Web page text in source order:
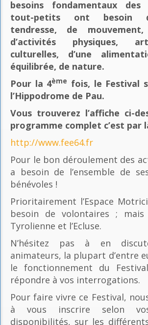
besoins fondamentaux
tout-petits ont besoin
tendresse, de
d’activités physiques,
culturelles, d’une
équilibrée, de nature.
Pour la 4ème fois, le Festival
l’Hippodrome de Pau.
Vous trouverez l’affiche ci-
programme complet c’est par
http://www.fee64.fr
Pour le bon déroulement des
a besoin de l’ensemble de
bénévoles !
Prioritairement l’Espace
besoin de volontaires ; mais
Tyrolienne et l’Ecluse.
N’hésitez pas à en
animateurs, la plupart d’entre
le fonctionnement du
répondre à vos interrogations.
Pour faire vivre ce Festival,
à vous inscrire selon
disponibilités, sur les